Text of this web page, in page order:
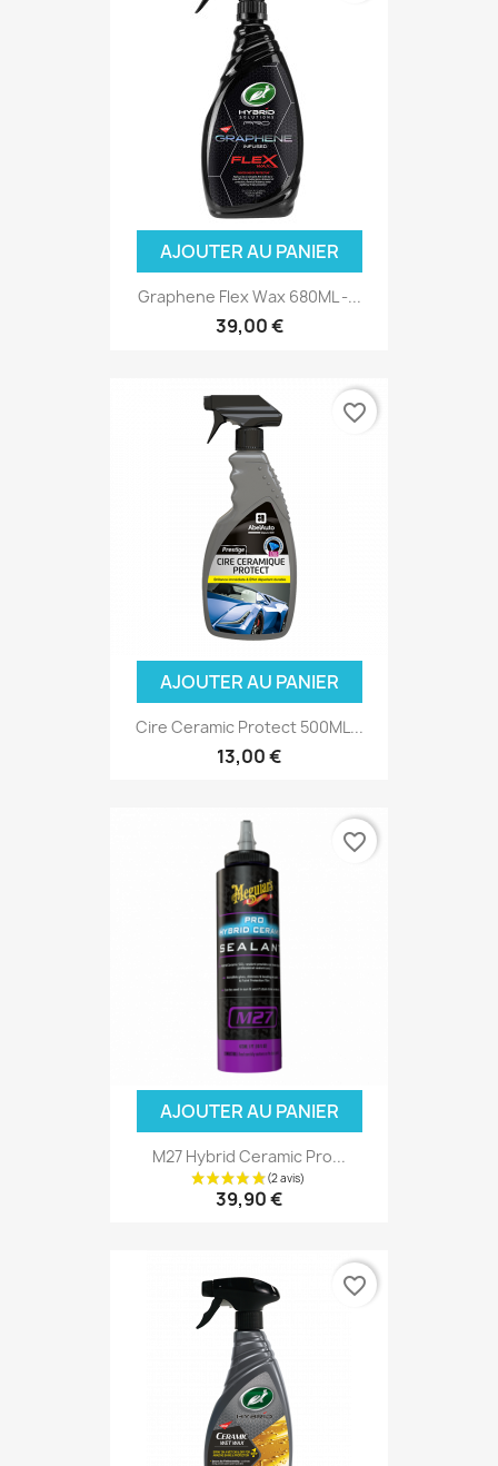
AJOUTER AU PANIER
Graphene Flex Wax 680ML -...
39,00 €
AJOUTER AU PANIER
Cire Ceramic Protect 500ML...
13,00 €
favorite_border
AJOUTER AU PANIER
M27 Hybrid Ceramic Pro...
39,90 €
favorite_border
favorite_border